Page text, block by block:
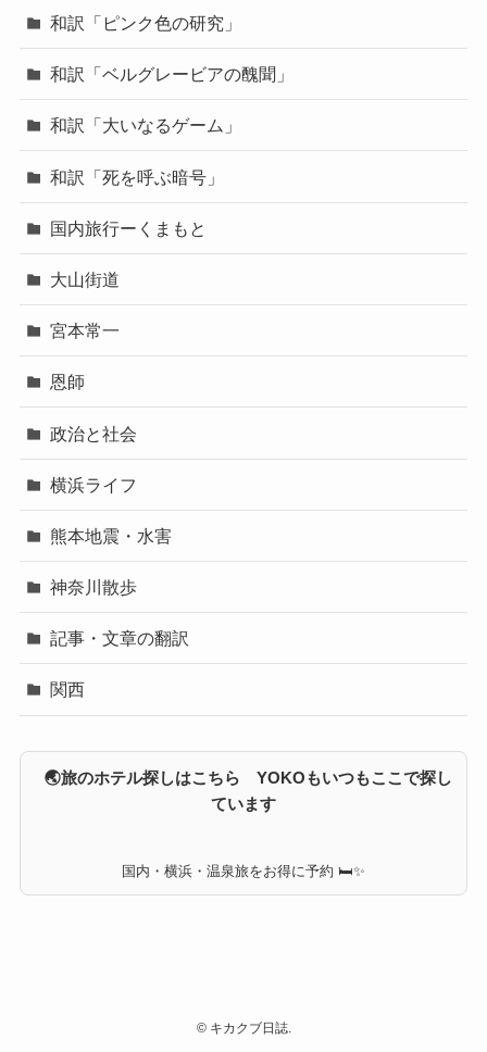
和訳「ピンク色の研究」
和訳「ベルグレービアの醜聞」
和訳「大いなるゲーム」
和訳「死を呼ぶ暗号」
国内旅行ーくまもと
大山街道
宮本常一
恩師
政治と社会
横浜ライフ
熊本地震・水害
神奈川散歩
記事・文章の翻訳
関西
🌏旅のホテル探しはこちら YOKOもいつもここで探し
ています